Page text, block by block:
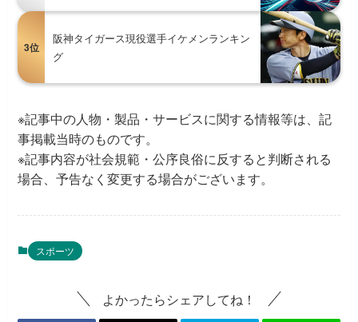
3位
阪神タイガース現役選手イケメンランキン
グ
※記事中の人物・製品・サービスに関する情報等は、記
事掲載当時のものです。
※記事内容が社会規範・公序良俗に反すると判断される
場合、予告なく変更する場合がございます。
スポーツ
よかったらシェアしてね！